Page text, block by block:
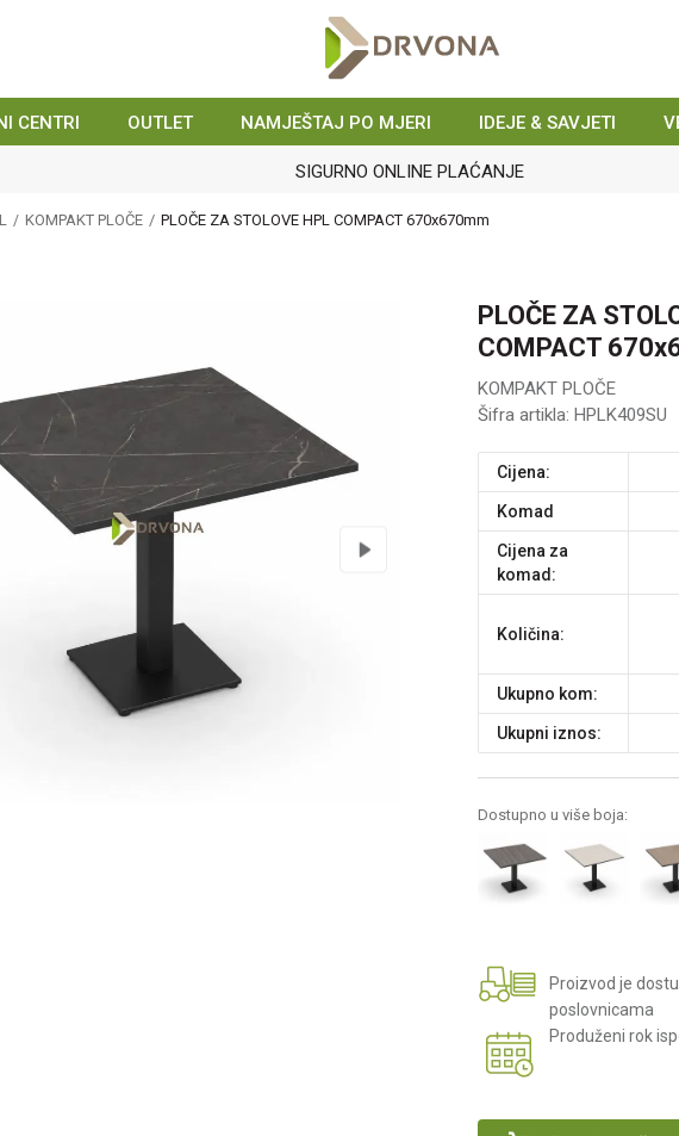
CENTRI OUTLET NAMJEŠTAJ PO MJERI IDEJE & SAVJETI
SIGURNO ONLINE PLAĆANJE
KOMPAKT PLOČE PLOČE ZA STOLOVE HPL COMPACT 670x670mm
PLOČE ZA
COMPACT
KOMPAKT PLOČE
Šifra artikla: HPLK409SU
Cijena:
komad
Cijena za
komad:
Količina:
Ukupno kom:
Ukupni iznos:
Dostupno u više boja:
Proizvod je
poslovnicama
Produženi rok